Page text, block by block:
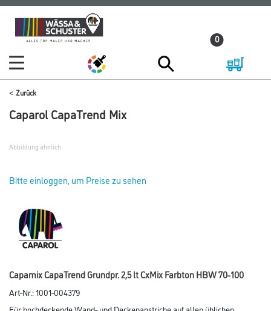
Zum
Inhalt
Zum
Navigationsmenü
0
Zurück
Caparol CapaTrend Mix